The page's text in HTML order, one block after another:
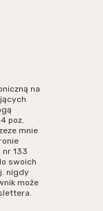
na
poz.
mnie
nr 133
swoich
nigdy
może